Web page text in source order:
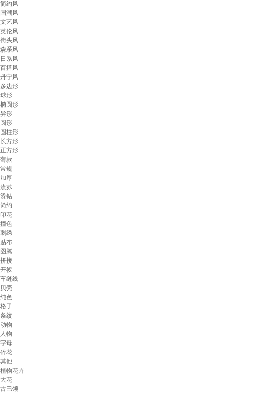
简约风
国潮风
文艺风
英伦风
街头风
森系风
日系风
百搭风
丹宁风
多边形
球形
椭圆形
异形
圆形
圆柱形
长方形
正方形
薄款
常规
加厚
流苏
烫钻
简约
印花
撞色
刺绣
贴布
图腾
拼接
开衩
车缝线
贝壳
纯色
格子
条纹
动物
人物
字母
碎花
其他
植物花卉
大花
古巴领